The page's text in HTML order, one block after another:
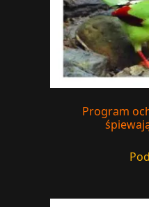
Program